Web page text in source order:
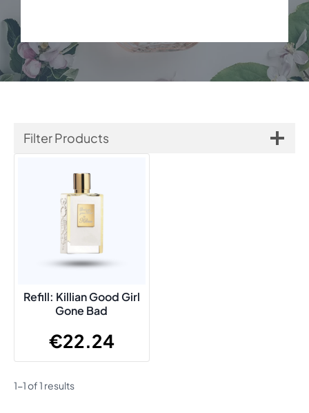
Filter Products
Refill: Killian Good Girl
Gone Bad
€22.24
1-1 of 1 results